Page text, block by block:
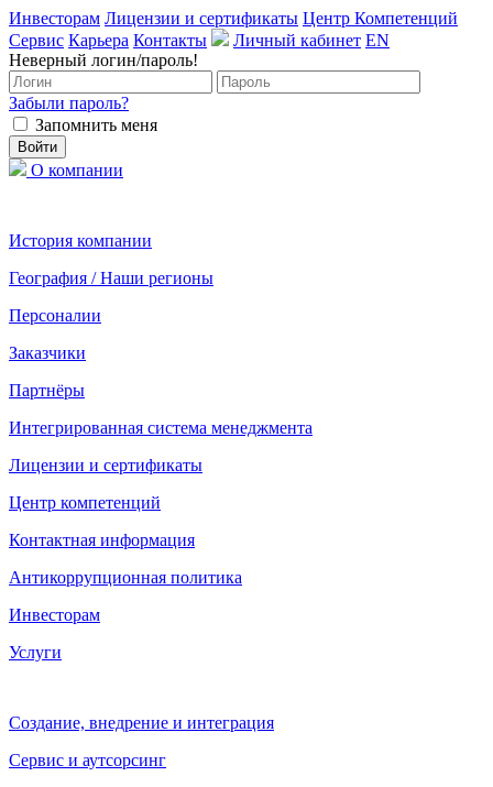
Инвесторам Лицензии и сертификаты Центр Компетенций
Сервис Карьера Контакты Личный кабинет EN
Неверный логин/пароль!
Забыли пароль?
Запомнить меня
О компании
История компании
География / Наши регионы
Персоналии
Заказчики
Партнёры
Интегрированная система менеджмента
Лицензии и сертификаты
Центр компетенций
Контактная информация
Антикоррупционная политика
Инвесторам
Услуги
Создание, внедрение и интеграция
Сервис и аутсорсинг